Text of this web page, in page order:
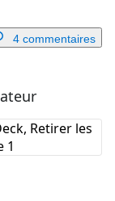
4 commentaires